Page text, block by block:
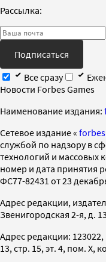
Рассылка:
Подписаться
Все сразу
Новости Forbes Games
Наименование издания:
Cетевое издание «
службой по надзору в
технологий и массовых
номер и дата принятия
ФС77-82431 от 23
Адрес редакции,
Звенигородская 2-я, д.
Адрес редакции: 123022,
13, стр. 15, эт. 4, пом. X,